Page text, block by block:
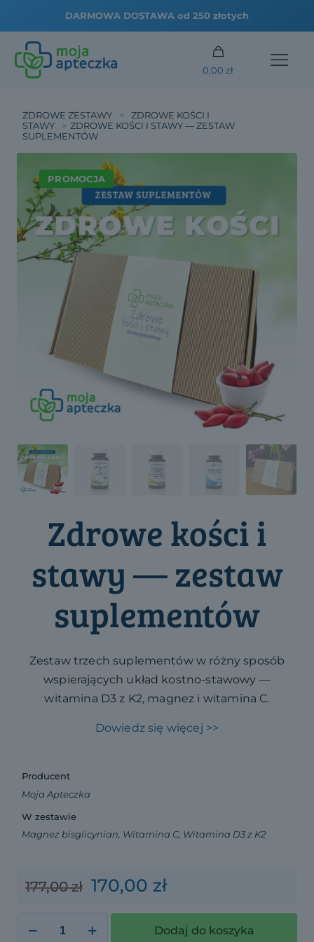
DARMOWA DOSTAWA od 250 złotych
0,00 zł
ZDROWE ZESTAWY >
ZDROWE KOŚCI I
STAWY
> ZDROWE KOŚCI I STAWY — ZESTAW
SUPLEMENTÓW
PROMOCJA
Zdrowe kości i
stawy — zestaw
suplementów
Zestaw trzech suplementów w różny sposób
wspierających układ kostno-stawowy —
witamina D3 z K2, magnez i witamina C.
Dowiedz się więcej >>
Producent
Moja Apteczka
W zestawie
Magnez bisglicynian, Witamina C, Witamina D3 z K2
177,00zł Pierwotna
wynosiła:
177,00 zł.
170,00 złAktualna
wynosi:
170,00 zł.
Zdrowe
Dodaj do koszyka